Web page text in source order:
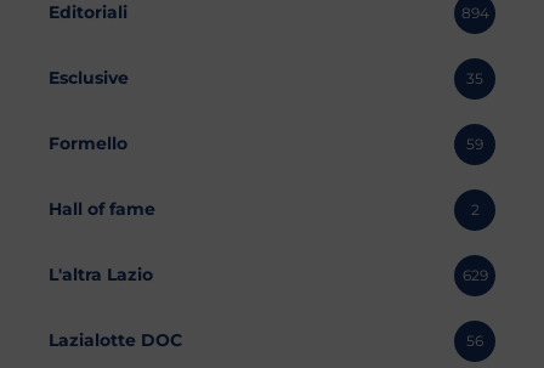
Editoriali 894
Esclusive 35
Formello 59
Hall of fame 2
L'altra Lazio 629
Lazialotte DOC 56